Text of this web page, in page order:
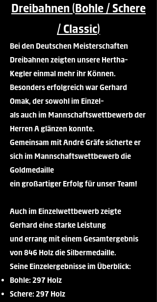
Dreibahnen (Bohle / Schere
/ Classic)
Bei den Deutschen Meisterschaften
Dreibahnen zeigten unsere Hertha-
Kegler einmal mehr ihr Können.
Besonders erfolgreich war Gerhard
Omak, der sowohl im Einzel-
als auch im Mannschaftswettbewerb der
Herren A glänzen konnte.
Gemeinsam mit André Gräfe sicherte er
sich im Mannschaftswettbewerb die
Goldmedaille
ein großartiger Erfolg für unser Team!​​​​​
Auch im Einzelwettbewerb zeigte
Gerhard eine starke Leistung
und errang mit einem Gesamtergebnis
von 846 Holz die Silbermedaille.
Seine Einzelergebnisse im Überblick:
Bohle: 297 Holz
Schere: 297 Holz